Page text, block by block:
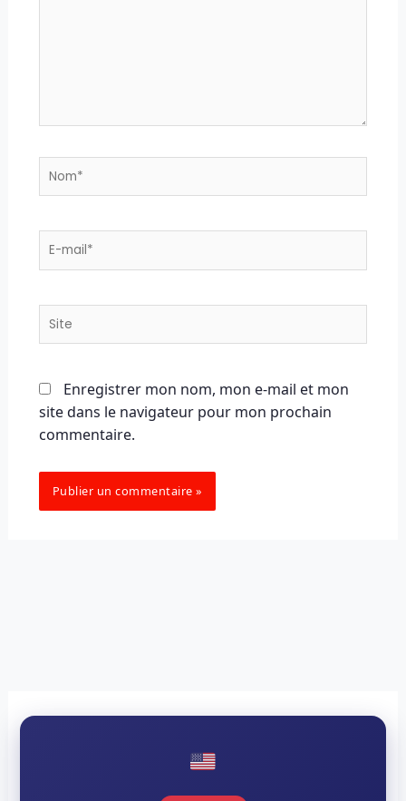
Nom*
E-
Site
Enregistrer mon nom, mon e-mail et mon
site dans le navigateur pour mon prochain
commentaire.